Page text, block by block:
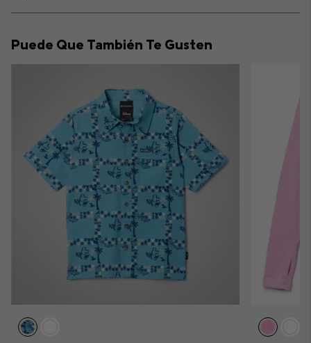
or
Puede Que También Te Gusten